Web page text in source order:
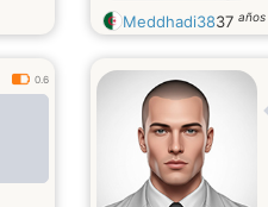
Meddhadi3837 años
0.6